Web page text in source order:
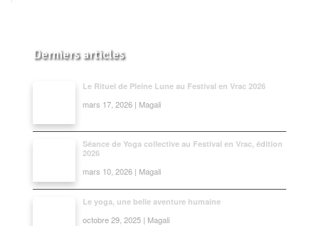
Derniers articles
Le Rituel de Pleine Lune au Festival en Vrac 2026
mars 17, 2026 | Magali
Séance de Yoga collective au Festival en Vrac, édition
2026
mars 10, 2026 | Magali
Le yoga, une belle aventure humaine
octobre 29, 2025 | Magali